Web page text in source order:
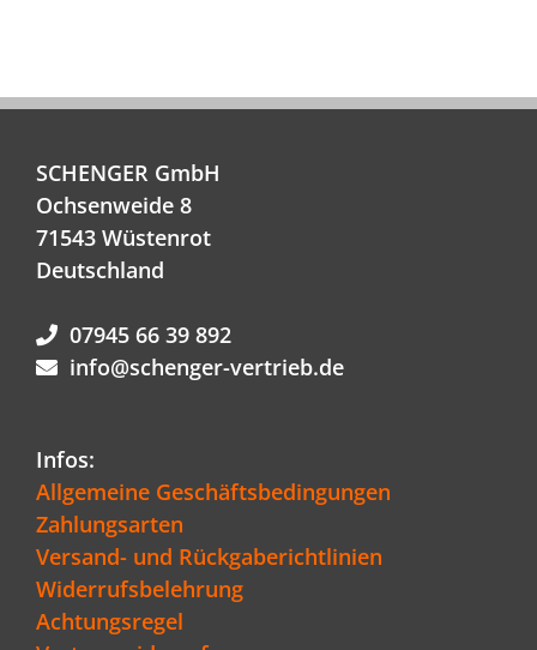
SCHENGER GmbH
Ochsenweide 8
71543 Wüstenrot
Deutschland
07945 66 39 892
info@schenger-vertrieb.de
Infos:
Allgemeine Geschäftsbedingungen
Zahlungsarten
Versand- und Rückgaberichtlinien
Widerrufsbelehrung
Achtungsregel